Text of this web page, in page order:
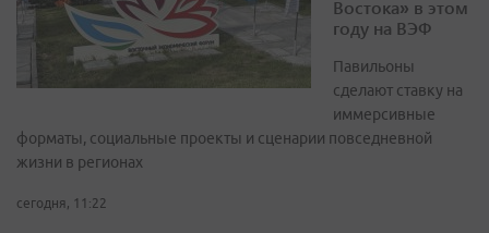
Востока» в этом
году на ВЭФ
Павильоны
сделают ставку на
иммерсивные
форматы, социальные проекты и сценарии повседневной
жизни в регионах
сегодня, 11:22